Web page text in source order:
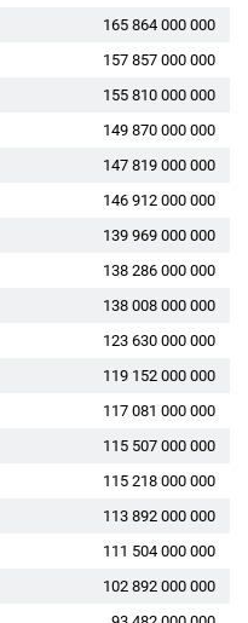
165 864 000 000
157 857 000 000
155 810 000 000
149 870 000 000
147 819 000 000
146 912 000 000
139 969 000 000
138 286 000 000
138 008 000 000
123 630 000 000
119 152 000 000
117 081 000 000
115 507 000 000
115 218 000 000
113 892 000 000
111 504 000 000
102 892 000 000